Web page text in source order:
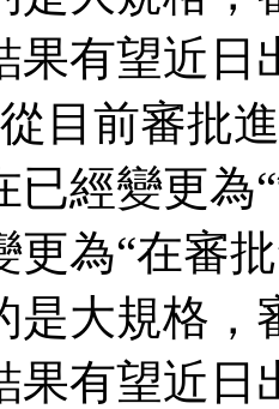
果有望近日
從目前審批
已經變更為
更為“在審
是大規格，
果有望近日